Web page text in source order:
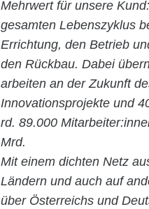
Mehrwert für unsere
gesamten Lebenszyklus
Errichtung, den Betrieb
den Rückbau. Dabei
arbeiten an der Zukunft
Innovationsprojekte und
rd. 89.000
Mrd.
Mit einem dichten Netz
Ländern und auch auf
über Österreichs und